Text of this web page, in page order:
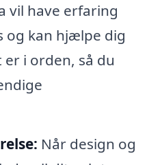
vil have erfaring
og kan hjælpe dig
i orden, så du
Når design og